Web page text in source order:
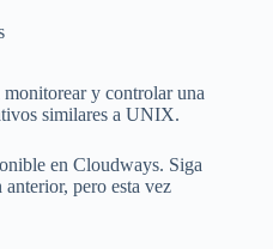
monitorear y controlar una
similares a UNIX.
en Cloudways. Siga
anterior, pero esta vez